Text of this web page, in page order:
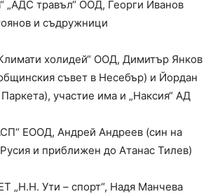
„АДС травъл“ ООД, Георги Иванов
и съдружници
холидей“ ООД, Димитър Янков
съвет в Несебър) и Йордан
участие има и „Наксия“ АД
ЕООД, Андрей Андреев (син на
и приближен до Атанас Тилев)
„Н.Н. Ути – спорт“, Надя Манчева